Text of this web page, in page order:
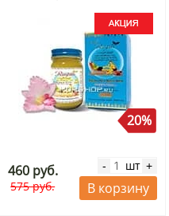
20%
460 руб.
575 руб.
- шт +
В корзину